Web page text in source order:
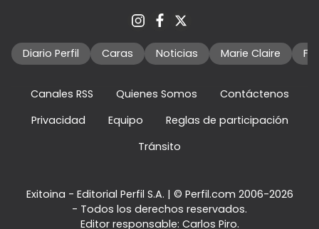
Diario Perfil Caras Noticias Marie Claire
Canales RSS Quienes Somos
Contáctenos
Privacidad
Equipo
Reglas de participación
Tránsito
Exitoina - Editorial Perfil S.A. | © Perfil.com 2006-2026
- Todos los derechos reservados.
Editor responsable: Carlos Piro.